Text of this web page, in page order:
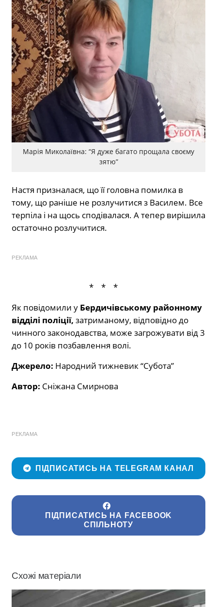
Марія Миколаївна: “Я дуже багато прощала своєму
зятю”
Настя призналася, що її головна помилка в
тому, що раніше не розлучитися з Василем. Все
терпіла і на щось сподівалася. А тепер вирішила
остаточно розлучитися.
РЕКЛАМА
* * *
Як повідомили у Бердичівському районному
відділі поліції, затриманому, відповідно до
чинного законодавства, може загрожувати від 3
до 10 років позбавлення волі.
Джерело: Народний тижневик “Субота”
Автор: Сніжана Смирнова
РЕКЛАМА
ПІДПИСАТИСЬ НА TELEGRAM КАНАЛ
ПІДПИСАТИСЬ НА FACEBOOK
СПІЛЬНОТУ
Схожі матеріали